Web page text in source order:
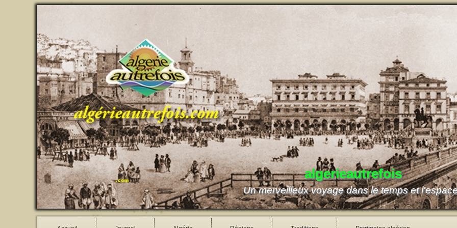
algerieautrefois
Un merveilleux voyage dans le temps et